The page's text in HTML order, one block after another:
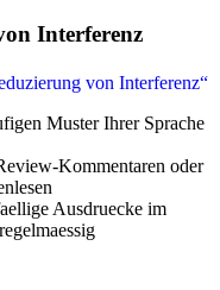
Interferenz
von Interferenz“
Muster Ihrer Sprache
Kommentaren oder
Ausdruecke im